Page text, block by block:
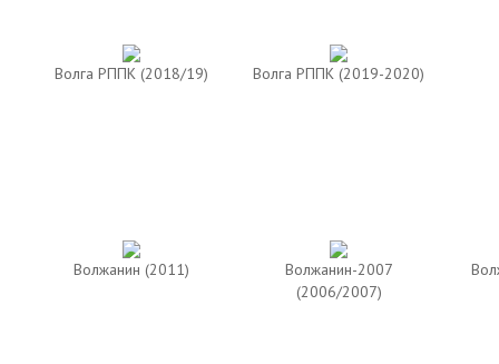
Волга РППК (2018/19) Волга РППК (2019-2020)
Волжанин (2011)
Волжанин-2007
(2006/2007)